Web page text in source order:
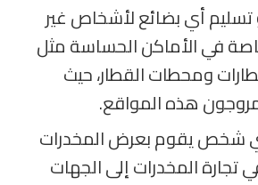
تسليم أي بضائع لأشخاص غير
في الأماكن الحساسة مثل
ومحطات القطار، حيث
هذه المواقع.
شخص يقوم بعرض المخدرات
تجارة المخدرات إلى الجهات